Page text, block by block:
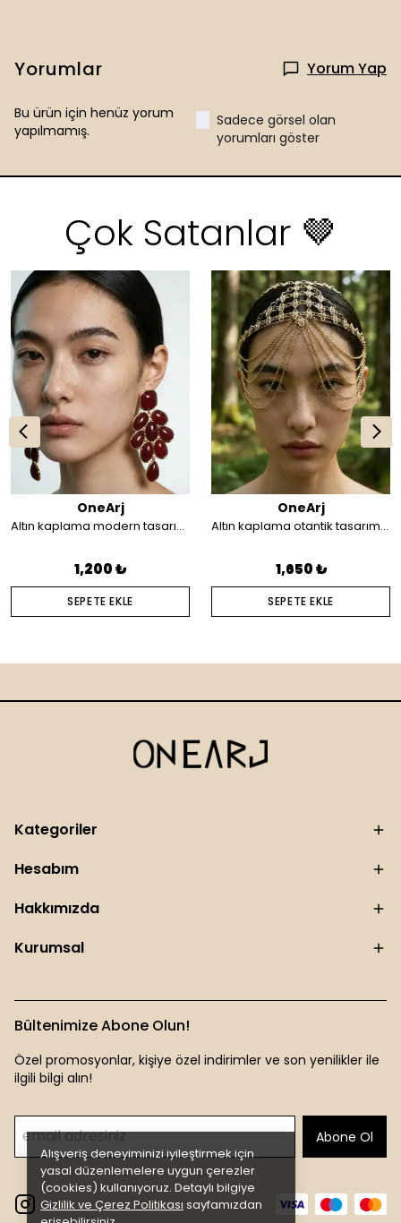
Alışveriş deneyiminizi iyileştirmek için
yasal düzenlemelere uygun çerezler
(cookies) kullanıyoruz. Detaylı bilgiye
Gizlilik ve Çerez Politikası sayfamızdan
Yorumlar Yorum Yap
Bu ürün için henüz yorum
yapılmamış.
Sadece görsel olan
yorumları göster
Çok Satanlar 🤎
OneArj
Altın kaplama modern tasarım küpe
1,200 ₺
SEPETE EKLE
OneArj
Altın kaplama otantik tasarım saç aksesuarı
1,650 ₺
SEPETE EKLE
Kategoriler
Hesabım
Hakkımızda
Kurumsal
Bültenimize Abone Olun!
Özel promosyonlar, kişiye özel indirimler ve son yenilikler ile
ilgili bilgi alın!
Abone Ol